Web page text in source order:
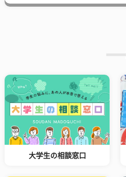
大学生の相談窓口